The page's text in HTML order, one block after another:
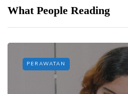
What People Reading
PERAWATAN